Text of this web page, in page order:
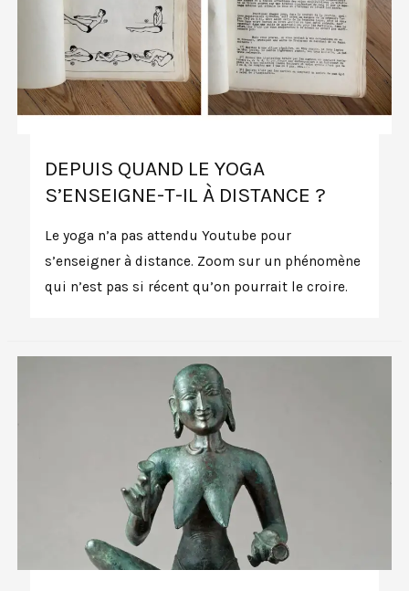
DEPUIS QUAND LE YOGA
S’ENSEIGNE-T-IL À DISTANCE ?
Le yoga n’a pas attendu Youtube pour
s’enseigner à distance. Zoom sur un phénomène
qui n’est pas si récent qu’on pourrait le croire.